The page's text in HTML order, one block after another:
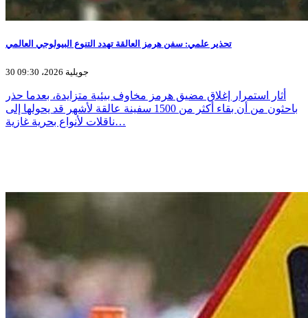
تحذير علمي: سفن هرمز العالقة تهدد التنوع البيولوجي العالمي
30 جويلية 2026، 09:30
أثار استمرار إغلاق مضيق هرمز مخاوف بيئية متزايدة، بعدما حذر
باحثون من أن بقاء أكثر من 1500 سفينة عالقة لأشهر قد يحولها إلى
ناقلات لأنواع بحرية غازية…